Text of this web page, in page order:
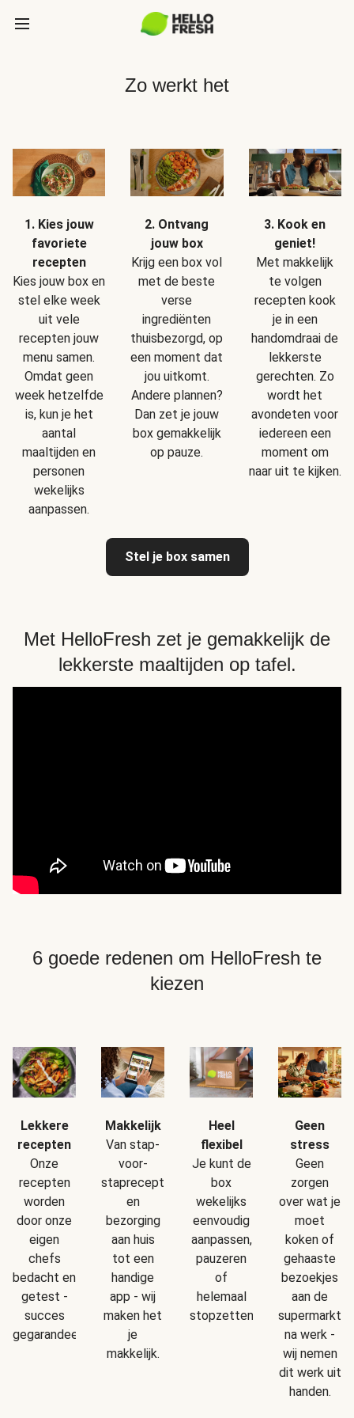
Zo werkt het
1. Kies jouw
favoriete
recepten
Kies jouw box en
stel elke week
uit vele
recepten jouw
menu samen.
Omdat geen
week hetzelfde
is, kun je het
aantal
maaltijden en
personen
wekelijks
aanpassen.
2. Ontvang
jouw box
Krijg een box vol
met de beste
verse
ingrediënten
thuisbezorgd, op
een moment dat
jou uitkomt.
Andere plannen?
Dan zet je jouw
box gemakkelijk
op pauze.
3. Kook en
geniet!
Met makkelijk
te volgen
recepten kook
je in een
handomdraai de
lekkerste
gerechten. Zo
wordt het
avondeten voor
iedereen een
moment om
naar uit te kijken.
Stel je box samen
Met HelloFresh zet je gemakkelijk de
lekkerste maaltijden op tafel.
6 goede redenen om HelloFresh te
kiezen
Lekkere
recepten
Onze
recepten
worden
door onze
eigen
chefs
bedacht en
getest -
succes
gegarandeerd!
Makkelijk
Van stap-
voor-
staprecepten
en
bezorging
aan huis
tot een
handige
app - wij
maken het
je
makkelijk.
Heel
flexibel
Je kunt de
box
wekelijks
eenvoudig
aanpassen,
pauzeren
of
helemaal
stopzetten.
Geen
stress
Geen
zorgen
over wat je
moet
koken of
gehaaste
bezoekjes
aan de
supermarkt
na werk -
wij nemen
dit werk uit
handen.